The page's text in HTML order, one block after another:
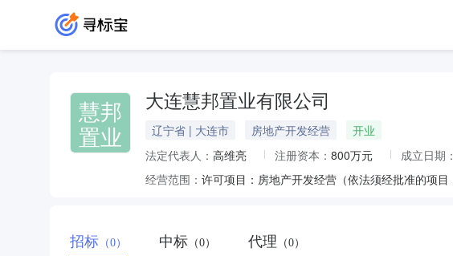
慧邦
置业
大连慧邦置业有限公司
辽宁省 | 大连市 房地产开发经营
开业
法定代表人： 高维亮 注册资本： 800万元 成立日期：
经营范围：
招标 （0） 中标 （0） 代理 （0）